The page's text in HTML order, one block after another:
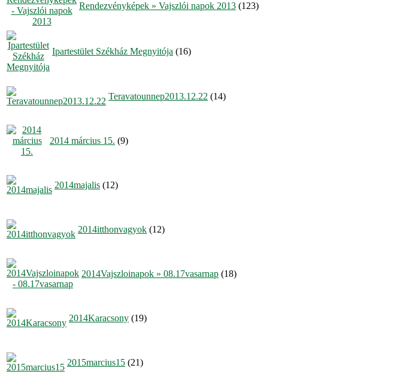
Rendezvényképek » Vajszlói napok 2013 (123)
Ipartestület Székház Megnyitója (16)
Teravatounnep2013.12.22 (14)
2014 március 15. (9)
2014majalis (12)
2014itthonvagyok (12)
2014Vajszloinapok » 08.17vasarnap (18)
2014Karacsony (19)
2015marcius15 (21)